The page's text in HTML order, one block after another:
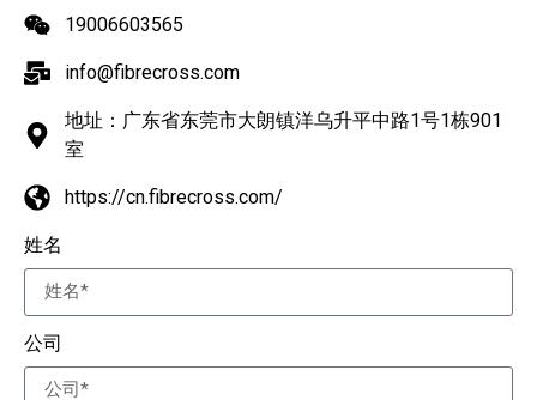
19006603565
info@fibrecross.com
地址：广东省东莞市大朗镇洋乌升平中路1号1栋901
室
https://cn.fibrecross.com/
姓名
公司